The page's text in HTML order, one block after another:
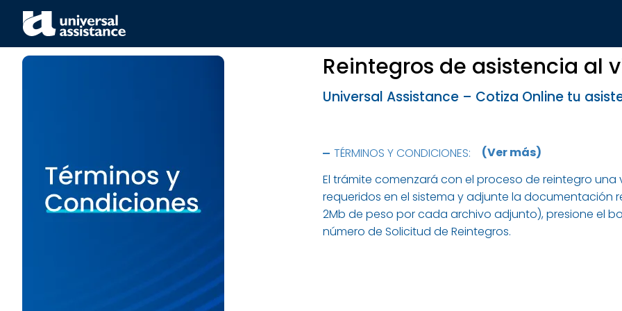
Reintegros de asistencia al
Universal Assistance – Cotiza Online tu
TÉRMINOS Y CONDICIONES:
Quinientos) o el equivalente a dicho importe en otra
Se informa que no habrá restricción para la solicitud
con respecto a la obligatoriedad de presentar
el derecho de requerirla cuando consideremos
El trámite comenzará con el proceso de reintegro
requeridos en el sistema y adjunte la documentación
2Mb de peso por cada archivo adjunto), presione el
número de Solicitud de Reintegros.